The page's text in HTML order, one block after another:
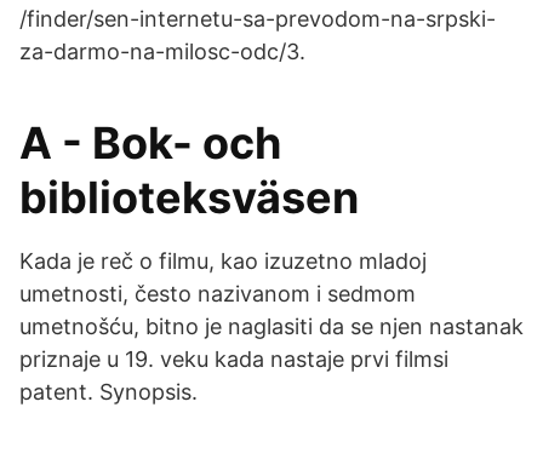
/finder/sen-internetu-sa-prevodom-na-srpski-
za-darmo-na-milosc-odc/3.
A - Bok- och
biblioteksväsen
Kada je reč o filmu, kao izuzetno mladoj
umetnosti, često nazivanom i sedmom
umetnošću, bitno je naglasiti da se njen nastanak
priznaje u 19. veku kada nastaje prvi filmsi
patent. Synopsis.